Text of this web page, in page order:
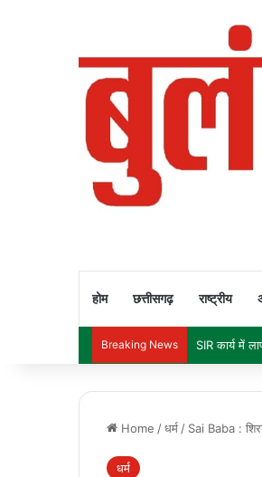
होम छत्तीसगढ़ राष्ट्रीय
Breaking News दीपक बैज का
Home /धर्म/ Sai Baba :
धर्म